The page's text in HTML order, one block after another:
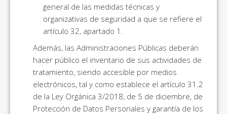
general de las medidas técnicas y
organizativas de seguridad a que se refiere el
artículo 32, apartado 1.
Además, las Administraciones Públicas deberán
hacer público el inventario de sus actividades de
tratamiento, siendo accesible por medios
electrónicos, tal y como establece el artículo 31.2
de la Ley Orgánica 3/2018, de 5 de diciembre, de
Protección de Datos Personales y garantía de los